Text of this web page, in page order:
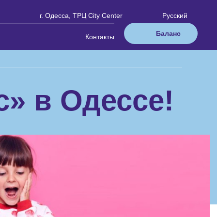
г. Одесса, ТРЦ City Center Русский
Контакты Баланс
в Одессе!